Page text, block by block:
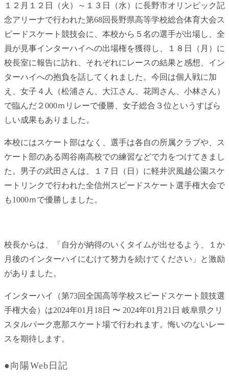
１２月１２日（火）～１３日（水）に長野市オリンピック記
念アリーナで行われた第68回長野県高等学校総合体育大会ス
ピードスケート競技会に、本校から５名の選手が出場し、全
員が見事インターハイへの出場権を獲得し、１８日（月）に
校長室に報告に訪れ、それぞれにレースの結果と感想、イン
ターハイへの抱負を話してくれました。今回は個人戦に加
え、女子４人（松浦さん、大江さん、花岡さん、小林さん）
で臨んだ２000ｍリレーで優勝、女子総合３位というすばら
しい成果もありました。
本校にはスケート部はなく、選手は各自の所属クラブや、ス
ケート部のある岡谷南高校での練習などで力をつけてきまし
た。男子の武田さんは、１７日（日）に軽井沢風越公園スケ
ートリンクで行われた全信州スピードスケート選手権大会で
も1000ｍで優勝しました。
校長からは、「自分が納得のいくタイムが出せるよう、１か
月後のインターハイにむけて努力を続けてください」と激励
がありました。
インターハイ（第73回全国高等学校スピードスケート競技選
手権大会）は2024年01月18日 〜 2024年01月21日 岐阜県クリ
スタルパーク恵那スケート場で行われます。悔いのないレー
スを期待します。
●向陽Web日記